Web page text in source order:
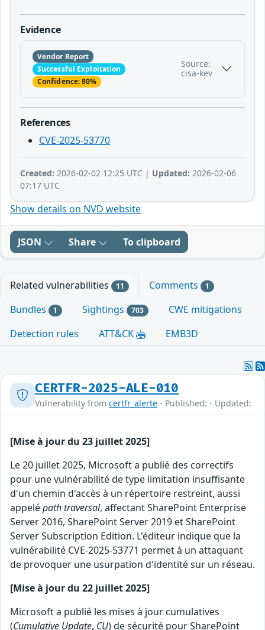
Evidence
Vendor Report
Successful Exploitation
Confidence: 80%
Source:
cisa-kev
References
CVE-2025-53770
Created: 2026-02-02 12:25 UTC | Updated: 2026-02-06
07:17 UTC
Show details on NVD website
JSON Share To clipboard
Related vulnerabilities 11 Comments 1
Bundles 1 Sightings 703
CWE mitigations
Detection rules
ATT&CK EMB3D
CERTFR-2025-ALE-010
Vulnerability from certfr_alerte - Published: - Updated:
[Mise à jour du 23 juillet 2025]
Le 20 juillet 2025, Microsoft a publié des correctifs
pour une vulnérabilité de type limitation insuffisante
d'un chemin d'accès à un répertoire restreint, aussi
appelépath traversal, affectant SharePoint Enterprise
Server 2016, SharePoint Server 2019 et SharePoint
Server Subscription Edition. L'éditeur indique que la
vulnérabilité CVE-2025-53771 permet à un attaquant
de provoquer une usurpation d'identité sur un réseau.
[Mise à jour du 22 juillet 2025]
Microsoft a publié les mises à jour cumulatives
(Cumulative Update, CU) de sécurité pour SharePoint